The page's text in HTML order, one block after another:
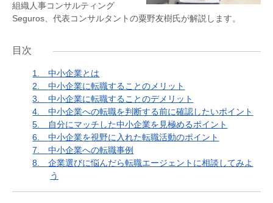
組織人事コンサルティング
Seguros、代表コンサルタントの粟野友樹氏が解説します。
目次
1.中小企業とは
2.中小企業に転職することのメリット
3.中小企業に転職することのデメリット
4.中小企業への転職を判断する前に確認したいポイント
5. 自分にマッチした中小企業を見極めるポイント
6.中小企業を視野に入れた転職活動のポイント
7.中小企業への転職事例
8.企業選びに悩んだら転職エージェントに相談してみよ
う